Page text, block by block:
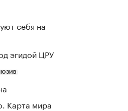
себя на
эгидой ЦРУ
Карта мира